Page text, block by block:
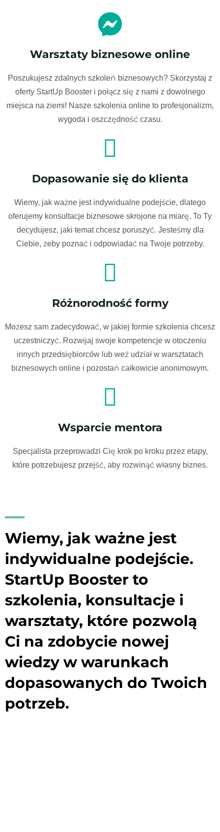
Warsztaty biznesowe online
Poszukujesz zdalnych szkoleń biznesowych? Skorzystaj z
oferty StartUp Booster i połącz się z nami z dowolnego
miejsca na ziemi! Nasze szkolenia online to profesjonalizm,
wygoda i oszczędność czasu.
Dopasowanie się do klienta
Wiemy, jak ważne jest indywidualne podejście, dlatego
oferujemy konsultacje biznesowe skrojone na miarę. To Ty
decydujesz, jaki temat chcesz poruszyć. Jesteśmy dla
Ciebie, żeby poznać i odpowiadać na Twoje potrzeby.
Różnorodność formy
Możesz sam zadecydować, w jakiej formie szkolenia chcesz
uczestniczyć. Rozwijaj swoje kompetencje w otoczeniu
innych przedsiębiorców lub weź udział w warsztatach
biznesowych online i pozostań całkowicie anonimowym.
Wsparcie mentora
Specjalista przeprowadzi Cię krok po kroku przez etapy,
które potrzebujesz przejść, aby rozwinąć własny biznes.
Wiemy, jak ważne jest
indywidualne podejście.
StartUp Booster to
szkolenia, konsultacje i
warsztaty, które pozwolą
Ci na zdobycie nowej
wiedzy w warunkach
dopasowanych do Twoich
potrzeb.